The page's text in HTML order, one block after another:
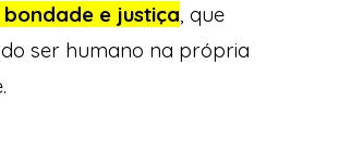
e justiça, que
ser humano na própria